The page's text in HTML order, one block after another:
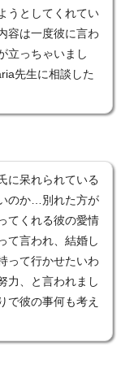
うとしてくれてい
容は一度彼に言わ
立っちゃいまし
先生に相談した
に呆れられている
のか…別れた方が
てくれる彼の愛情
て言われ、結婚し
って行かせたいわ
力、と言われまし
で彼の事何も考え